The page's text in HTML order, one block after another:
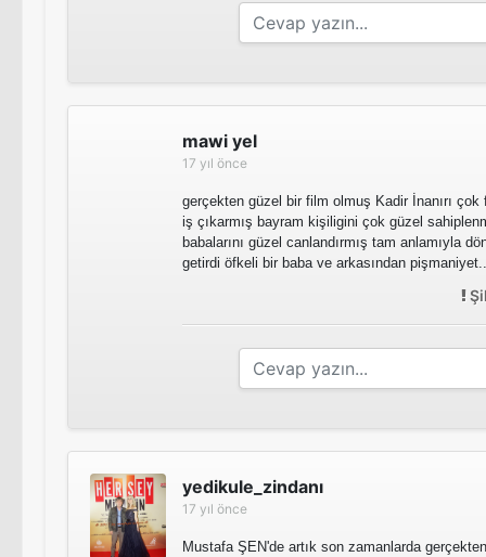
mawi yel
17 yıl önce
gerçekten güzel bir film olmuş Kadir İnanırı
iş çıkarmış bayram kişiligini çok güzel
babalarını güzel canlandırmış tam anlamıyla
getirdi öfkeli bir baba ve arkasından
yedikule_zindanı
17 yıl önce
Mustafa ŞEN'de artık son zamanlarda